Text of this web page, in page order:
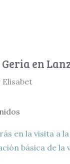
en
Elisabet
en la visita a
básica de la